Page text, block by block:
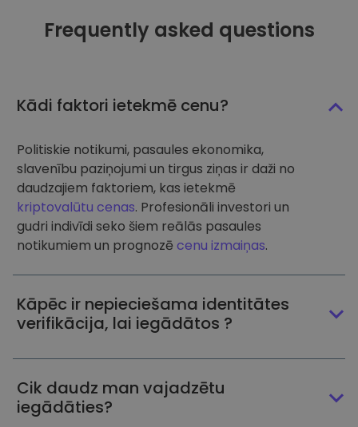
Frequently asked questions
Kādi faktori ietekmē cenu?
Politiskie notikumi, pasaules ekonomika,
slavenību paziņojumi un tirgus ziņas ir daži no
daudzajiem faktoriem, kas ietekmē
kriptovalūtu cenas. Profesionāli investori un
gudri indivīdi seko šiem reālās pasaules
notikumiem un prognozē cenu izmaiņas.
Kāpēc ir nepieciešama identitātes
verifikācija, lai iegādātos ?
Cik daudz man vajadzētu
iegādāties?